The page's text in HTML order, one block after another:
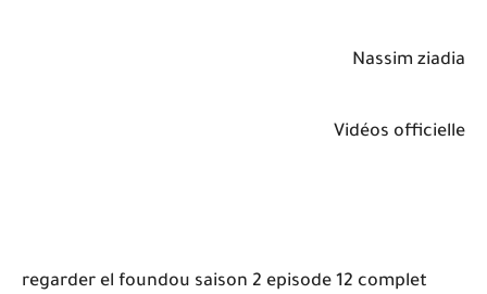
Nassim ziadia
Vidéos officielle
regarder el foundou saison 2 episode 12 complet